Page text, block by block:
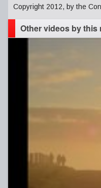
Copyright 2012, by the
Other videos by this